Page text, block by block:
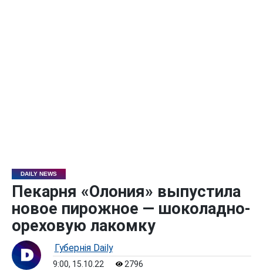
DAILY NEWS
Пекарня «Олония» выпустила
новое пирожное — шоколадно-
ореховую лакомку
Губернiя Daily
9:00, 15.10.22 2796